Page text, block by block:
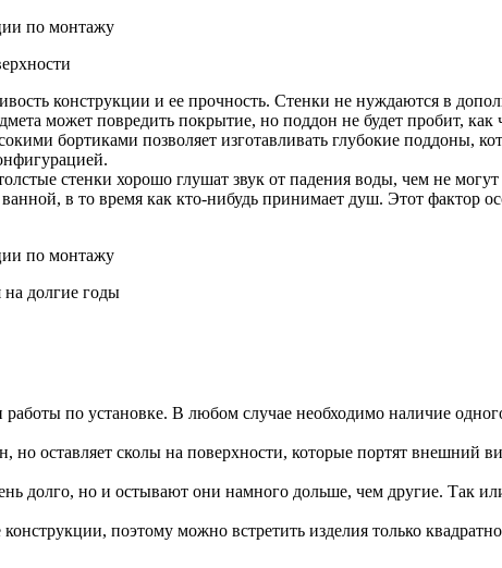
конструкции и ее прочность. Стенки не нуждаются в
может повредить покрытие, но поддон не будет пробит, как
бортиками позволяет изготавливать глубокие
стенки хорошо глушат звук от падения воды, чем не
в то время как кто-нибудь принимает душ. Этот фактор
долгие годы
работы по установке. В любом случае необходимо наличие
оставляет сколы на поверхности, которые портят внешний
долго, но и остывают они намного дольше, чем другие. Так
поэтому можно встретить изделия только